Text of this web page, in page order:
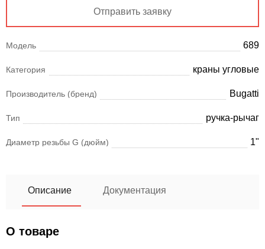
Отправить заявку
Модель 689
Категория краны угловые
Производитель (бренд) Bugatti
Тип ручка-рычаг
Диаметр резьбы G (дюйм) 1"
Описание Документация
О товаре